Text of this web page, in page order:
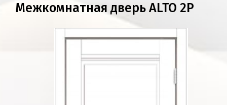
Межкомнатная дверь ALTO 2P